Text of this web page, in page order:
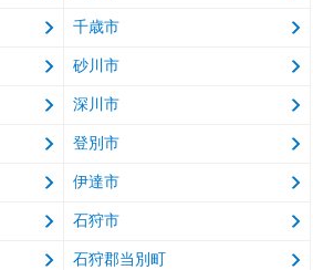
千歳市
砂川市
深川市
登別市
伊達市
石狩市
石狩郡当別町